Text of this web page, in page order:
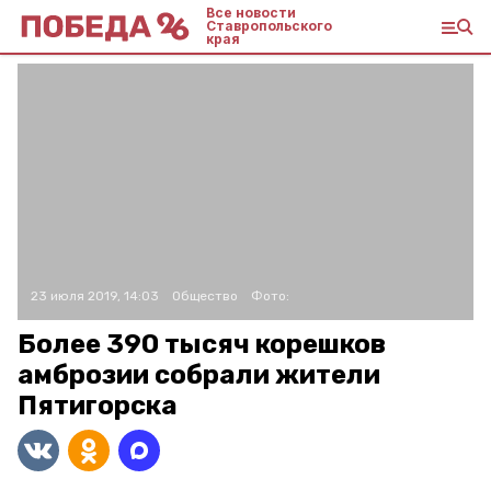
Все новости
Ставропольского
края
23 июля 2019, 14:03 Общество Фото:
Более 390 тысяч корешков
амброзии собрали жители
Пятигорска